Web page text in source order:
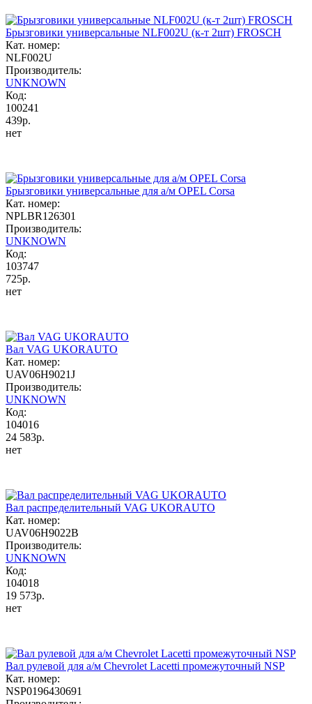
Брызговики универсальные NLF002U (к-т 2шт) FROSCH
Кат. номер:
NLF002U
Производитель:
UNKNOWN
Код:
100241
439р.
нет
Брызговики универсальные для а/м OPEL Corsa
Кат. номер:
NPLBR126301
Производитель:
UNKNOWN
Код:
103747
725р.
нет
Вал VAG UKORAUTO
Кат. номер:
UAV06H9021J
Производитель:
UNKNOWN
Код:
104016
24 583р.
нет
Вал распределительный VAG UKORAUTO
Кат. номер:
UAV06H9022B
Производитель:
UNKNOWN
Код:
104018
19 573р.
нет
Вал рулевой для а/м Chevrolet Lacetti промежуточный NSP
Кат. номер:
NSP0196430691